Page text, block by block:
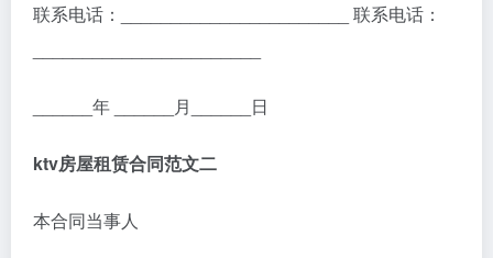
联系电话：_______________________ 联系电话：
______年 ______月______日
ktv房屋租赁合同范文二
本合同当事人